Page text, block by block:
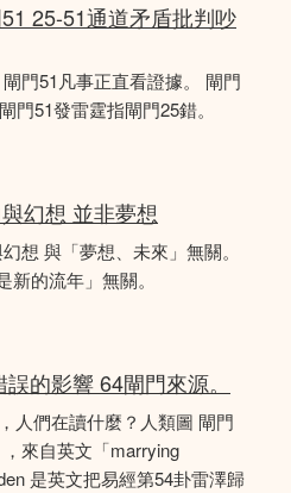
25-51通道矛盾批判吵
門51凡事正直看證據。 閘門
門51發雷霆指閘門25錯。
幻想 並非夢想
想 與「夢想、未來」無關。
的流年」無關。
的影響 64閘門來源。
人們在讀什麼？人類圖 閘門
來自英文「marrying
是英文把易經第54卦雷澤歸